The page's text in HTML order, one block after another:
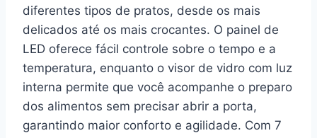
diferentes tipos de pratos, desde os mais
delicados até os mais crocantes. O painel de
LED oferece fácil controle sobre o tempo e a
temperatura, enquanto o visor de vidro com luz
interna permite que você acompanhe o preparo
dos alimentos sem precisar abrir a porta,
garantindo maior conforto e agilidade. Com 7